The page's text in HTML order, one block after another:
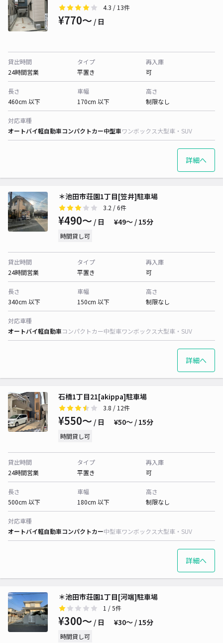
4.3 / 13件
¥770〜 / 日
貸出時間
24時間営業
タイプ
平置き
再入庫
可
長さ
460cm 以下
車幅
170cm 以下
高さ
制限なし
対応車種
オートバイ軽自動車コンパクトカー中型車ワンボックス大型車・SUV
詳細へ
＊池田市荘園1丁目[笠井]駐車場
3.2 / 6件
¥490〜 / 日 ¥49〜 / 15分
時間貸し可
貸出時間
24時間営業
タイプ
平置き
再入庫
可
長さ
340cm 以下
車幅
150cm 以下
高さ
制限なし
対応車種
オートバイ軽自動車コンパクトカー中型車ワンボックス大型車・SUV
詳細へ
石橋1丁目21[akippa]駐車場
3.8 / 12件
¥550〜 / 日 ¥50〜 / 15分
時間貸し可
貸出時間
24時間営業
タイプ
平置き
再入庫
可
長さ
500cm 以下
車幅
180cm 以下
高さ
制限なし
対応車種
オートバイ軽自動車コンパクトカー中型車ワンボックス大型車・SUV
詳細へ
＊池田市荘園1丁目[河端]駐車場
1 / 5件
¥300〜 / 日 ¥30〜 / 15分
時間貸し可